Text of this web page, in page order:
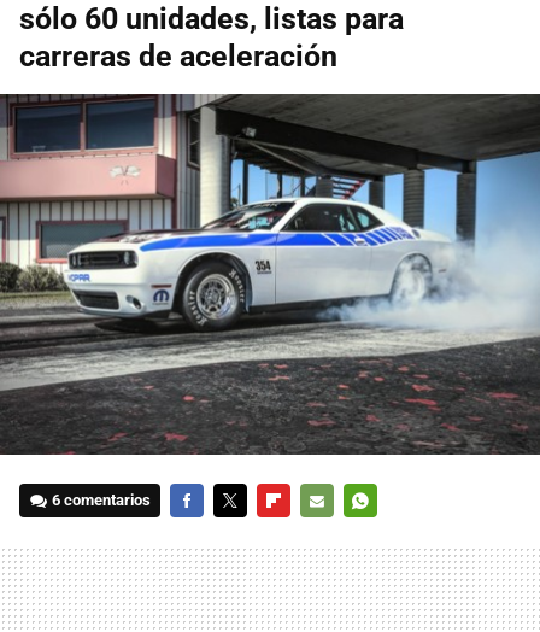
sólo 60 unidades, listas para
carreras de aceleración
6 comentarios
MAIL